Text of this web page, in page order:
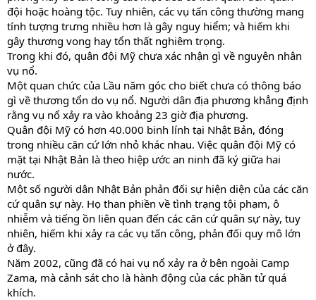
đội hoặc hoàng tộc. Tuy nhiên, các vụ tấn công thường mang
tính tượng trưng nhiều hơn là gây nguy hiểm; và hiếm khi
gây thương vong hay tổn thất nghiêm trọng.
Trong khi đó, quân đội Mỹ chưa xác nhận gì về nguyên nhân
vụ nổ.
Một quan chức của Lầu năm góc cho biết chưa có thông báo
gì về thương tổn do vụ nổ. Người dân địa phương khẳng định
rằng vụ nổ xảy ra vào khoảng 23 giờ địa phương.
Quân đội Mỹ có hơn 40.000 binh lính tại Nhật Bản, đóng
trong nhiều căn cứ lớn nhỏ khác nhau. Việc quân đội Mỹ có
mặt tại Nhật Bản là theo hiệp ước an ninh đã ký giữa hai
nước.
Một số người dân Nhật Bản phản đối sự hiện diện của các căn
cứ quân sự này. Họ than phiền về tình trạng tội phạm, ô
nhiễm và tiếng ồn liên quan đến các căn cứ quân sự này, tuy
nhiên, hiếm khi xảy ra các vụ tấn công, phản đối quy mô lớn
ở đây.
Năm 2002, cũng đã có hai vụ nổ xảy ra ở bên ngoài Camp
Zama, mà cảnh sát cho là hành động của các phần tử quá
khích.